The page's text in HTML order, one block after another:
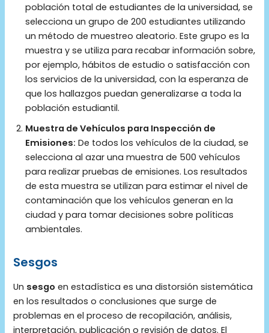
población total de estudiantes de la universidad, se
selecciona un grupo de 200 estudiantes utilizando
un método de muestreo aleatorio. Este grupo es la
muestra y se utiliza para recabar información sobre,
por ejemplo, hábitos de estudio o satisfacción con
los servicios de la universidad, con la esperanza de
que los hallazgos puedan generalizarse a toda la
población estudiantil.
Muestra de Vehículos para Inspección de
Emisiones: De todos los vehículos de la ciudad, se
selecciona al azar una muestra de 500 vehículos
para realizar pruebas de emisiones. Los resultados
de esta muestra se utilizan para estimar el nivel de
contaminación que los vehículos generan en la
ciudad y para tomar decisiones sobre políticas
ambientales.
Sesgos
Un sesgo en estadística es una distorsión sistemática
en los resultados o conclusiones que surge de
problemas en el proceso de recopilación, análisis,
interpretación, publicación o revisión de datos. El